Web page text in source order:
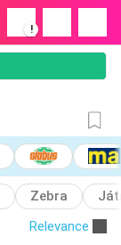
!
Zebra
Relevance